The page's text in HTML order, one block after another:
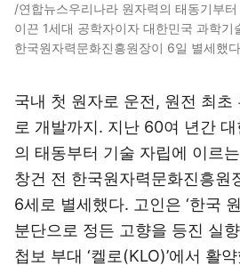
/연합뉴스우리나라 원자력의 태동기부
이끈 1세대 공학자이자 대한민국 과학기
한국원자력문화진흥원장이 6일 별세했
국내 첫 원자로 운전, 원전 최초
로 개발까지. 지난 60여 년간
의 태동부터 기술 자립에 이르
창건 전 한국원자력문화진흥원
6세로 별세했다. 고인은 ‘한국
분단으로 정든 고향을 등진 실
첩보 부대 ‘켈로(KLO)’에서 활